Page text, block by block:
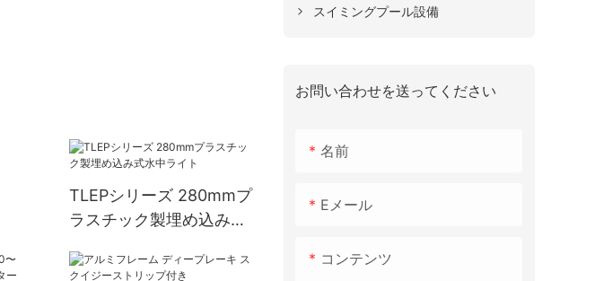
TLEPシリーズ 280mmプ
ラスチック製埋め込み式
スイミングプール設備
お問い合わせを送ってください
名前
Eメール
コンテンツ